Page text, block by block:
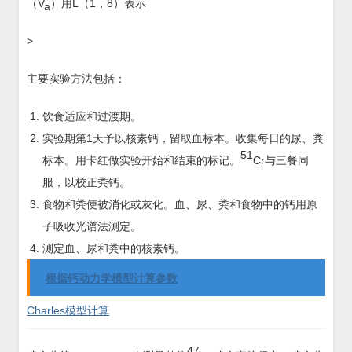
（Va）用L（1，8）表示
>
主要实验方法包括：
饮食适应和过渡期。
实验期第1天予以核素钙，留取血标本。收集每日的尿、粪
标本。用卡红做实验开始和结束的标记。 51Cr与三餐同
服，以校正粪钙。
食物和粪便被消化或灰化。血、尿、粪和食物中的钙用原
子吸收光谱法测定。
测定血、尿和粪中的核素钙。
根据钙动力学模型计算参数
Charles模型计算